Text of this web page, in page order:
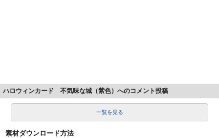
ハロウィンカード 不気味な城（紫色）へのコメント投稿
一覧を見る
素材ダウンロード方法